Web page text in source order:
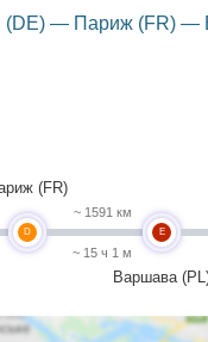
(DE) — Париж (FR)
D
(FR)
~ 1591 км
~ 15 ч 1 м
E
Варшава